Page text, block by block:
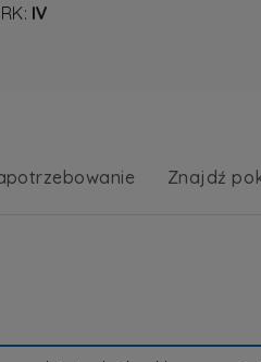
IV
Znajdź